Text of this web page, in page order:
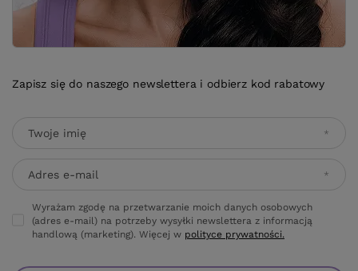
Zapisz się do naszego newslettera i odbierz kod rabatowy
Twoje imię
Adres e-mail
Wyrażam zgodę na przetwarzanie moich danych osobowych
(adres e-mail) na potrzeby wysyłki newslettera z informacją
handlową (marketing). Więcej w polityce prywatności.